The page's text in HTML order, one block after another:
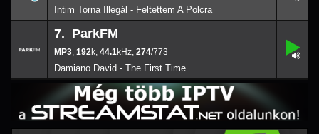
Intim Torna Illegál - Feltettem A Polcra
7.
7. ParkFM
, 192k, 44.1 , 274/773
Damiano David - The First Time
k
274/773